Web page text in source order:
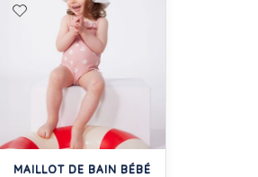
MAILLOT DE BAIN BÉBÉ